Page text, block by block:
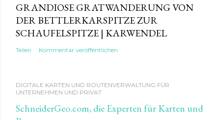
GRANDIOSE GRATWANDERUNG VON
DER BETTLERKARSPITZE ZUR
SCHAUFELSPITZE | KARWENDEL
Teilen Kommentar veröffentlichen
DIGITALE KARTEN UND ROUTENVERWALTUNG FÜR
UNTERNEHMEN UND PRIVAT
SchneiderGeo.com, die Experten für Karten und